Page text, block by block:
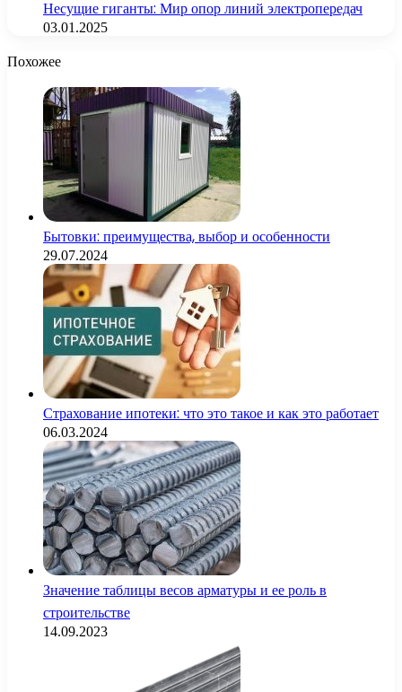
Несущие гиганты: Мир опор линий электропередач
03.01.2025
Похожее
Бытовки: преимущества, выбор и особенности
29.07.2024
Страхование ипотеки: что это такое и как это работает
06.03.2024
Значение таблицы весов арматуры и ее роль в
строительстве
14.09.2023